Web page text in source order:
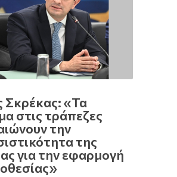
Σκρέκας: «Τα
στις τράπεζες
την
της
για την εφαρμογή